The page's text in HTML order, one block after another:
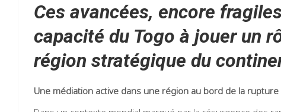
Ces avancées, encore
capacité du Togo à jouer un
région stratégique du
Une médiation active dans une région au bord de la rupture